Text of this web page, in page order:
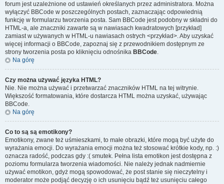
forum jest uzależnione od ustawień określanych przez administratora. Można
wyłączyć BBCode w poszczególnych postach, zaznaczając odpowiednią
funkcję w formularzu tworzenia posta. Sam BBCode jest podobny w składni do
HTML-a, ale znaczniki zawarte są w nawiasach kwadratowych [przykład]
zamiast w używanych w HTML-u nawiasach ostrych <przykład>. Aby uzyskać
więcej informacji o BBCode, zapoznaj się z przewodnikiem dostępnym ze
strony tworzenia posta po kliknięciu odnośnika BBCode.
Na górę
Czy można używać języka HTML?
Nie. Nie można używać i przetwarzać znaczników HTML na tej witrynie.
Większość formatowania, które dostarcza HTML można uzyskać, używając
BBCode.
Na górę
Co to są są emotikony?
Emotikony, zwane też uśmieszkami, to małe obrazki, które mogą być użyte do
wyrażania emocji. Do wyrażania emocji można też stosować krótkie kody, np. :)
oznacza radość, podczas gdy :( smutek. Pełna lista emotikon jest dostępna z
poziomu formularza tworzenia wiadomości. Nie należy jednak nadmiernie
używać emotikon, gdyż mogą spowodować, że post stanie się nieczytelny i
moderator może podjąć decyzję o ich usunięciu bądź też usunięciu całego